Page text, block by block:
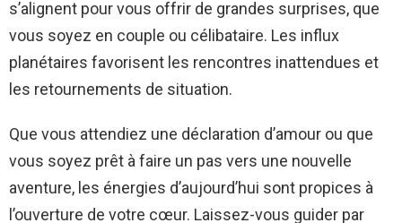
s’alignent pour vous offrir de grandes surprises, que
vous soyez en couple ou célibataire. Les influx
planétaires favorisent les rencontres inattendues et
les retournements de situation.
Que vous attendiez une déclaration d’amour ou que
vous soyez prêt à faire un pas vers une nouvelle
aventure, les énergies d’aujourd’hui sont propices à
l’ouverture de votre cœur. Laissez-vous guider par